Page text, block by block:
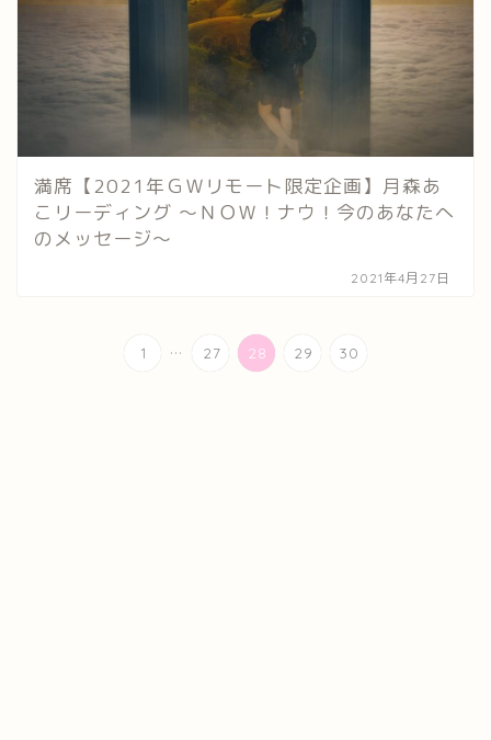
満席【2021年ＧＷリモート限定企画】月森あ
こリーディング ～ＮＯＷ！ナウ！今のあなたへ
のメッセージ～
2021年4月27日
1 ... 27 28 29 30